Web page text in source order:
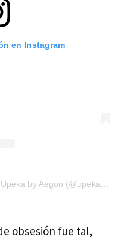
en Instagram
Una publicación compartida de Upeka by Aegon (@upeka_oficial)
obsesión fue tal,